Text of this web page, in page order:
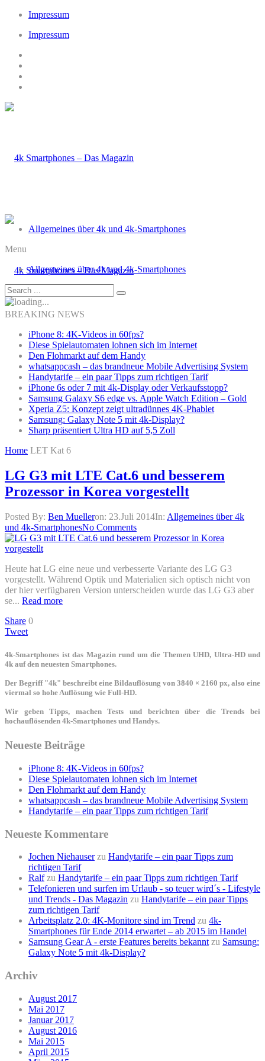
Impressum
Impressum
Allgemeines über 4k und 4k-Smartphones
Menu
Allgemeines über 4k und 4k-Smartphones
BREAKING NEWS
iPhone 8: 4K-Videos in 60fps?
Diese Spielautomaten lohnen sich im Internet
Den Flohmarkt auf dem Handy
whatsappcash – das brandneue Mobile Advertising System
Handytarife – ein paar Tipps zum richtigen Tarif
iPhone 6s oder 7 mit 4k-Display oder Verkaufsstopp?
Samsung Galaxy S6 edge vs. Apple Watch Edition – Gold
Xperia Z5: Konzept zeigt ultradünnes 4K-Phablet
Samsung: Galaxy Note 5 mit 4k-Display?
Sharp präsentiert Ultra HD auf 5,5 Zoll
Home LET Kat 6
LG G3 mit LTE Cat.6 und besserem
Prozessor in Korea vorgestellt
Posted By: Ben Muelleron: 23.Juli 2014In: Allgemeines über 4k
und 4k-SmartphonesNo Comments
Heute hat LG eine neue und verbesserte Variante des LG G3
vorgestellt. Während Optik und Materialien sich optisch nicht von
der hier verfügbaren Version unterscheiden wurde das LG G3 aber
se... Read more
Share 0
Tweet
4k-Smartphones ist das Magazin rund um die Themen UHD, Ultra-HD und
4k auf den neuesten Smartphones.
Der Begriff "4k" beschreibt eine Bildauflösung von 3840 × 2160 px, also eine
viermal so hohe Auflösung wie Full-HD.
Wir geben Tipps, machen Tests und berichten über die Trends bei
hochauflösenden 4k-Smartphones und Handys.
Neueste Beiträge
iPhone 8: 4K-Videos in 60fps?
Diese Spielautomaten lohnen sich im Internet
Den Flohmarkt auf dem Handy
whatsappcash – das brandneue Mobile Advertising System
Handytarife – ein paar Tipps zum richtigen Tarif
Neueste Kommentare
Jochen Niehauserzu Handytarife – ein paar Tipps zum
richtigen Tarif
Ralfzu Handytarife – ein paar Tipps zum richtigen Tarif
Telefonieren und surfen im Urlaub - so teuer wird´s - Lifestyle
und Trends - Das Magazin zu Handytarife – ein paar Tipps
zum richtigen Tarif
Arbeitsplatz 2.0: 4K-Monitore sind im Trend zu 4k-
Smartphones für Ende 2014 erwartet – ab 2015 im Handel
Samsung Gear A - erste Features bereits bekannt zu Samsung:
Galaxy Note 5 mit 4k-Display?
Archiv
August 2017
Mai 2017
Januar 2017
August 2016
Mai 2015
April 2015